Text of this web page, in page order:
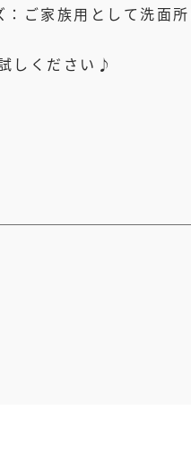
：ご家族用として洗面所
しください♪